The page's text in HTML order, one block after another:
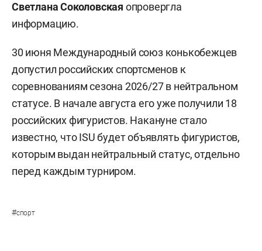
Светлана Соколовская опровергла
информацию.
30 июня Международный союз конькобежцев
допустил российских спортсменов к
соревнованиям сезона 2026/27 в нейтральном
статусе. В начале августа его уже получили 18
российских фигуристов. Накануне стало
известно, что ISU будет объявлять фигуристов,
которым выдан нейтральный статус, отдельно
перед каждым турниром.
#спорт